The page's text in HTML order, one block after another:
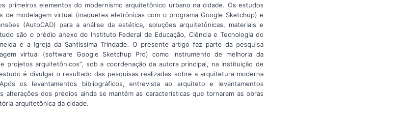
primeiros elementos do modernismo arquitetônico urbano na cidade. Os estudos
modelagem virtual (maquetes eletrônicas com o programa Google Sketchup) e
(AutoCAD) para a análise da estética, soluções arquitetônicas, materiais e
são o prédio anexo do Instituto Federal de Educação, Ciência e Tecnologia do
e a Igreja da Santíssima Trindade. O presente artigo faz parte da pesquisa
virtual (software Google Sketchup Pro) como instrumento de melhoria da
projetos arquitetônicos”, sob a coordenação da autora principal, na instituição de
é divulgar o resultado das pesquisas realizadas sobre a arquitetura moderna
os levantamentos bibliográficos, entrevista ao arquiteto e levantamentos
alterações dos prédios ainda se mantém as características que tornaram as obras
arquitetônica da cidade.